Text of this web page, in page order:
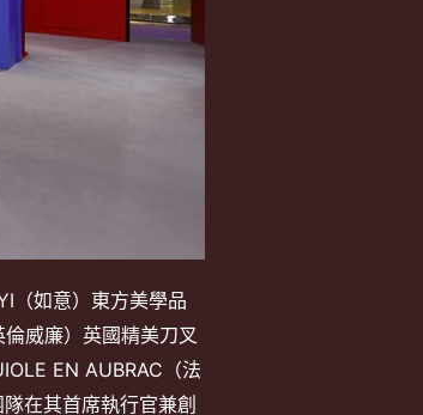
（如意）東方美學品
威廉）英國精美刀叉
EN AUBRAC（法
在其首席執行官兼創